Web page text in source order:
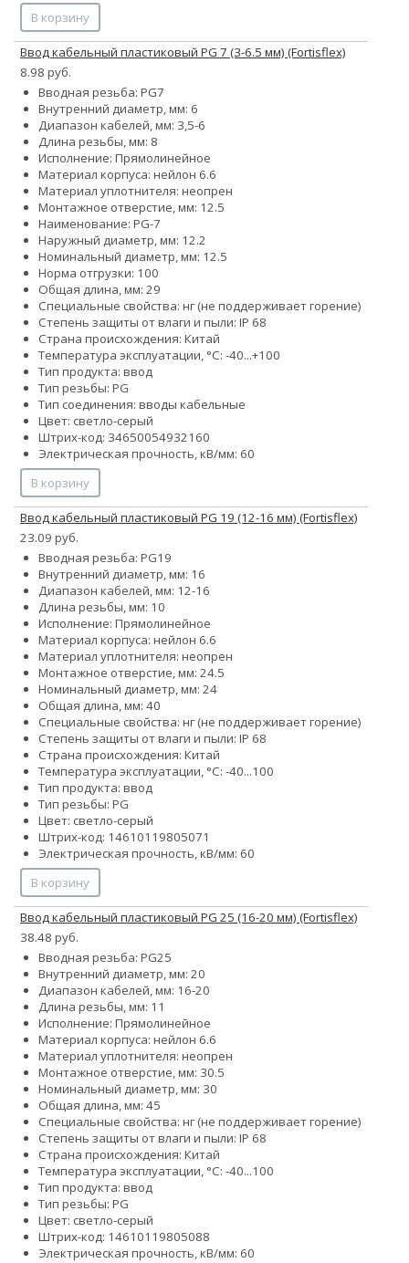
В корзину
Ввод кабельный пластиковый PG 7 (3-6.5 мм) (Fortisflex)
8.98 руб.
Вводная резьба: PG7
Внутренний диаметр, мм: 6
Диапазон кабелей, мм: 3,5-6
Длина резьбы, мм: 8
Исполнение: Прямолинейное
Материал корпуса: нейлон 6.6
Материал уплотнителя: неопрен
Монтажное отверстие, мм: 12.5
Наименование: PG-7
Наружный диаметр, мм: 12.2
Номинальный диаметр, мм: 12.5
Норма отгрузки: 100
Общая длина, мм: 29
Специальные свойства: нг (не поддерживает горение)
Степень защиты от влаги и пыли: IP 68
Страна происхождения: Китай
Температура эксплуатации, °С: -40...+100
Тип продукта: ввод
Тип резьбы: PG
Тип соединения: вводы кабельные
Цвет: светло-серый
Штрих-код: 34650054932160
Электрическая прочность, кВ/мм: 60
В корзину
Ввод кабельный пластиковый PG 19 (12-16 мм) (Fortisflex)
23.09 руб.
Вводная резьба: PG19
Внутренний диаметр, мм: 16
Диапазон кабелей, мм: 12-16
Длина резьбы, мм: 10
Исполнение: Прямолинейное
Материал корпуса: нейлон 6.6
Материал уплотнителя: неопрен
Монтажное отверстие, мм: 24.5
Номинальный диаметр, мм: 24
Общая длина, мм: 40
Специальные свойства: нг (не поддерживает горение)
Степень защиты от влаги и пыли: IP 68
Страна происхождения: Китай
Температура эксплуатации, °С: -40...100
Тип продукта: ввод
Тип резьбы: PG
Цвет: светло-серый
Штрих-код: 14610119805071
Электрическая прочность, кВ/мм: 60
В корзину
Ввод кабельный пластиковый PG 25 (16-20 мм) (Fortisflex)
38.48 руб.
Вводная резьба: PG25
Внутренний диаметр, мм: 20
Диапазон кабелей, мм: 16-20
Длина резьбы, мм: 11
Исполнение: Прямолинейное
Материал корпуса: нейлон 6.6
Материал уплотнителя: неопрен
Монтажное отверстие, мм: 30.5
Номинальный диаметр, мм: 30
Общая длина, мм: 45
Специальные свойства: нг (не поддерживает горение)
Степень защиты от влаги и пыли: IP 68
Страна происхождения: Китай
Температура эксплуатации, °С: -40...100
Тип продукта: ввод
Тип резьбы: PG
Цвет: светло-серый
Штрих-код: 14610119805088
Электрическая прочность, кВ/мм: 60